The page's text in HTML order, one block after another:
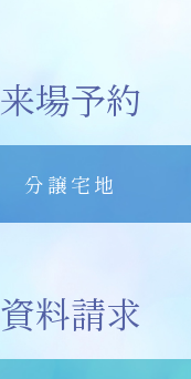
来場予約
分譲宅地
資料請求